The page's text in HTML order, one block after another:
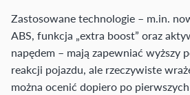
Zastosowane technologie – m.in.
ABS, funkcja „extra boost” oraz
napędem – mają zapewniać wyższy
reakcji pojazdu, ale rzeczywiste
można ocenić dopiero po